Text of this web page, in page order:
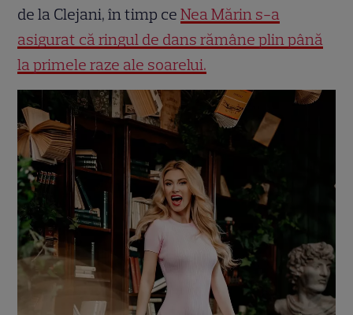
de la Clejani, în timp ceNea Mărin s-a
asigurat că ringul de dans rămâne plin până
la primele raze ale soarelui.